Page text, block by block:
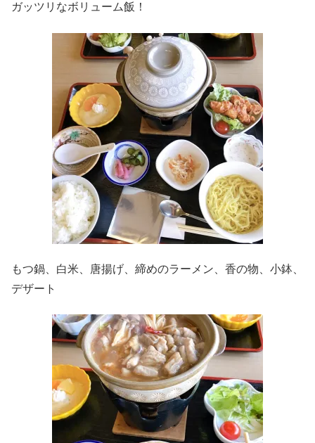
ガッツリなボリューム飯！
もつ鍋、白米、唐揚げ、締めのラーメン、香の物、小鉢、
デザート